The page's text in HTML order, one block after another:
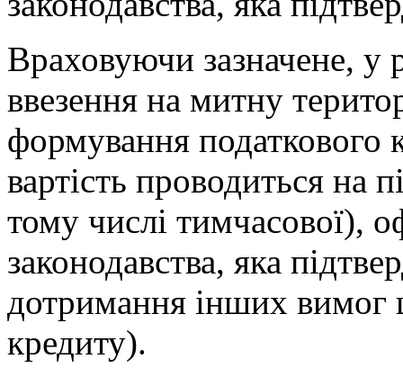
Враховуючи зазначене, у
ввезення на митну
формування податкового
вартість проводиться на
тому числі тимчасової),
законодавства, яка
дотримання інших вимог
кредиту).